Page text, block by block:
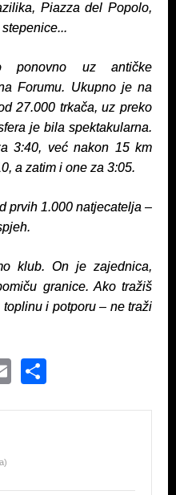
Piazza del Popolo,
ponovno uz antičke
Forumu. Ukupno je na
27.000 trkača, uz preko
je bila spektakularna.
3:40, već nakon 15 km
a zatim i one za 3:05.
prvih 1.000 natjecatelja –
klub. On je zajednica,
granice. Ako tražiš
i potporu – ne traži
E
ail ar